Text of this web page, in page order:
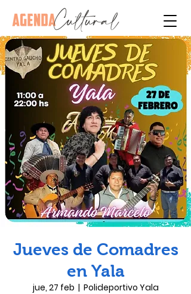
Jueves de Comadres
en Yala
jue, 27 feb
  |
Polideportivo Yala